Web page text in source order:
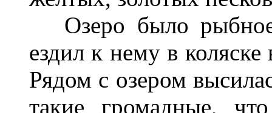
Озеро было
ездил к нему в
Рядом с озером
такие громадные,